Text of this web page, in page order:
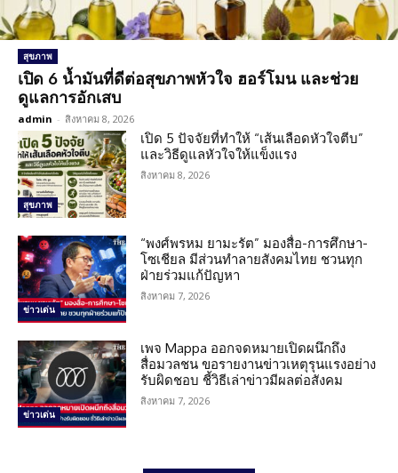
สุขภาพ
เปิด 6 น้ำมันที่ดีต่อสุขภาพหัวใจ ฮอร์โมน และช่วย
ดูแลการอักเสบ
admin - สิงหาคม 8, 2026
สุขภาพ
เปิด 5 ปัจจัยที่ทำให้ “เส้นเลือดหัวใจตีบ”
และวิธีดูแลหัวใจให้แข็งแรง
สิงหาคม 8, 2026
ข่าวเด่น
“พงศ์พรหม ยามะรัต” มองสื่อ-การศึกษา-
โซเชียล มีส่วนทำลายสังคมไทย ชวนทุก
ฝ่ายร่วมแก้ปัญหา
สิงหาคม 7, 2026
ข่าวเด่น
เพจ Mappa ออกจดหมายเปิดผนึกถึง
สื่อมวลชน ขอรายงานข่าวเหตุรุนแรงอย่าง
รับผิดชอบ ชี้วิธีเล่าข่าวมีผลต่อสังคม
สิงหาคม 7, 2026